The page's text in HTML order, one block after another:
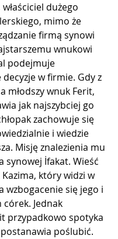
dużego
mimo że
firmą synowi
wnukowi
podejmuje
decyzje w firmie. Gdy z
młodszy wnuk Ferit,
jak najszybciej go
zachowuje się
i wiedzie
Misję znalezienia mu
synowej İfakat. Wieść
który widzi w
wzbogacenie się jego i
Jednak
przypadkowo spotyka
poślubić.